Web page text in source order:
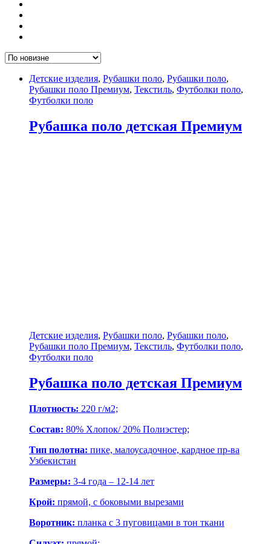
Детские изделия, Рубашки поло, Рубашки поло,
Рубашки поло Премиум, Текстиль, Футболки поло,
Футболки поло
Рубашка поло детская Премиум
Детские изделия, Рубашки поло, Рубашки поло,
Рубашки поло Премиум, Текстиль, Футболки поло,
Футболки поло
Рубашка поло детская Премиум
Плотность: 220 г/м2;
Состав: 80% Хлопок/ 20% Полиэстер;
Тип полотна: пике, малоусадочное, кардное пр-ва
Узбекистан
Размеры: 3-4 года – 12-14 лет
Крой: прямой, с боковыми вырезами
Воротник: планка с 3 пуговицами в тон ткани